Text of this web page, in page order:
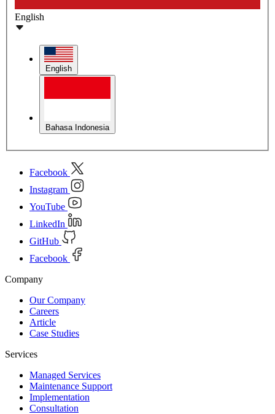
English
English
Bahasa Indonesia
Facebook
Instagram
YouTube
LinkedIn
GitHub
Facebook
Company
Our Company
Careers
Article
Case Studies
Services
Managed Services
Maintenance Support
Implementation
Consultation